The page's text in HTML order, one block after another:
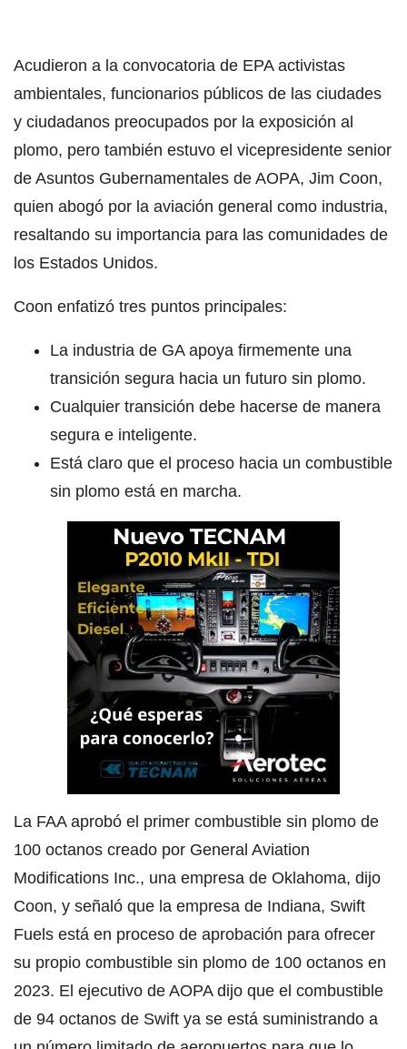
Acudieron a la convocatoria de EPA activistas
ambientales, funcionarios públicos de las ciudades
y ciudadanos preocupados por la exposición al
plomo, pero también estuvo el vicepresidente senior
de Asuntos Gubernamentales de AOPA, Jim Coon,
quien abogó por la aviación general como industria,
resaltando su importancia para las comunidades de
los Estados Unidos.
Coon enfatizó tres puntos principales:
La industria de GA apoya firmemente una
transición segura hacia un futuro sin plomo.
Cualquier transición debe hacerse de manera
segura e inteligente.
Está claro que el proceso hacia un combustible
sin plomo está en marcha.
La FAA aprobó el primer combustible sin plomo de
100 octanos creado por General Aviation
Modifications Inc., una empresa de Oklahoma, dijo
Coon, y señaló que la empresa de Indiana, Swift
Fuels está en proceso de aprobación para ofrecer
su propio combustible sin plomo de 100 octanos en
2023. El ejecutivo de AOPA dijo que el combustible
de 94 octanos de Swift ya se está suministrando a